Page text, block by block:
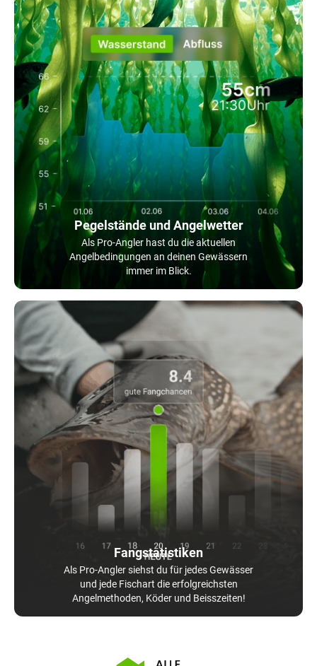
Pegelstände und Angelwetter
Als Pro-Angler hast du die aktuellen
Angelbedingungen an deinen Gewässern
immer im Blick.
Fangstatistiken
Als Pro-Angler siehst du für jedes Gewässer
und jede Fischart die erfolgreichsten
Angelmethoden, Köder und Beisszeiten!